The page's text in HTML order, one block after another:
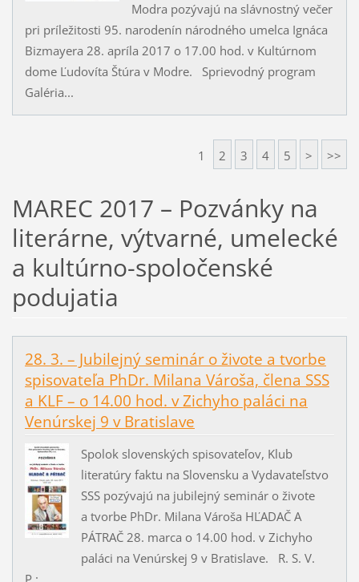
Modra pozývajú na slávnostný večer
pri príležitosti 95. narodenín národného umelca Ignáca
Bizmayera 28. apríla 2017 o 17.00 hod. v Kultúrnom
dome Ľudovíta Štúra v Modre. Sprievodný program
Galéria...
1 2 3 4 5 > >>
MAREC 2017 – Pozvánky na
literárne, výtvarné, umelecké
a kultúrno-spoločenské
podujatia
28. 3. – Jubilejný seminár o živote a tvorbe
spisovateľa PhDr. Milana Vároša, člena SSS
a KLF – o 14.00 hod. v Zichyho paláci na
Venúrskej 9 v Bratislave
Spolok slovenských spisovateľov, Klub
literatúry faktu na Slovensku a Vydavateľstvo
SSS pozývajú na jubilejný seminár o živote
a tvorbe PhDr. Milana Vároša HĽADAČ A
PÁTRAČ 28. marca o 14.00 hod. v Zichyho
paláci na Venúrskej 9 v Bratislave. R. S. V.